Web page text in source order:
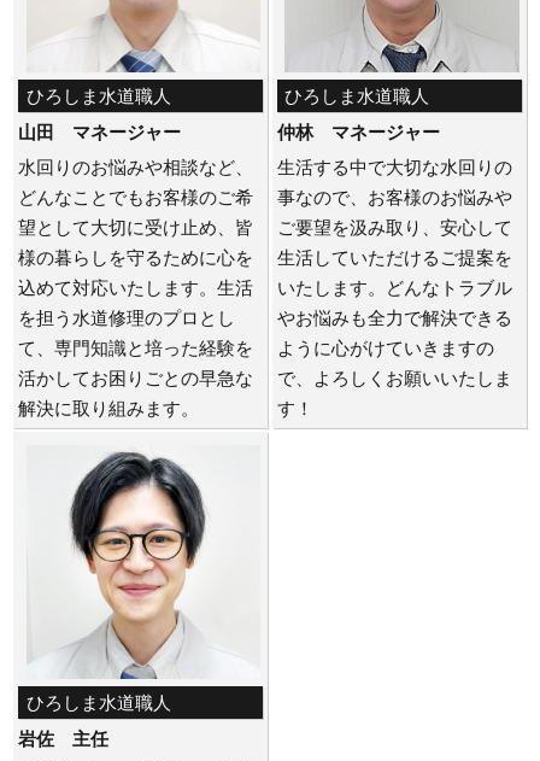
ひろしま水道職人
山田 マネージャー
水回りのお悩みや相談など、
どんなことでもお客様のご希
望として大切に受け止め、皆
様の暮らしを守るために心を
込めて対応いたします。生活
を担う水道修理のプロとし
て、専門知識と培った経験を
活かしてお困りごとの早急な
解決に取り組みます。
ひろしま水道職人
仲林 マネージャー
生活する中で大切な水回りの
事なので、お客様のお悩みや
ご要望を汲み取り、安心して
生活していただけるご提案を
いたします。どんなトラブル
やお悩みも全力で解決できる
ように心がけていきますの
で、よろしくお願いいたしま
す！
ひろしま水道職人
岩佐 主任